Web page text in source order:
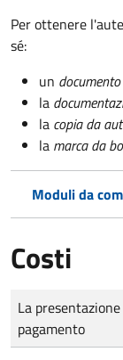
Per ottenere
sé:
un
la
la copia da
la marca da
Moduli da
Costi
Tipo di pagamento
Importo
La
pagamento